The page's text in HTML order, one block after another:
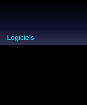
Logiciels